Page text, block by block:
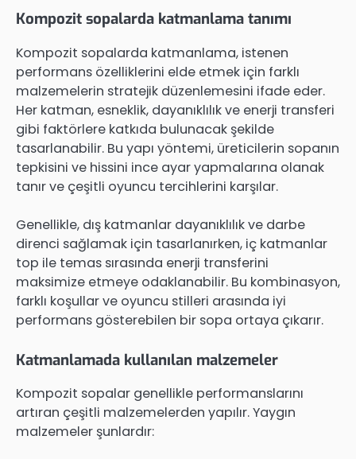
Kompozit sopalarda katmanlama tanımı
Kompozit sopalarda katmanlama, istenen
performans özelliklerini elde etmek için farklı
malzemelerin stratejik düzenlemesini ifade eder.
Her katman, esneklik, dayanıklılık ve enerji transferi
gibi faktörlere katkıda bulunacak şekilde
tasarlanabilir. Bu yapı yöntemi, üreticilerin sopanın
tepkisini ve hissini ince ayar yapmalarına olanak
tanır ve çeşitli oyuncu tercihlerini karşılar.
Genellikle, dış katmanlar dayanıklılık ve darbe
direnci sağlamak için tasarlanırken, iç katmanlar
top ile temas sırasında enerji transferini
maksimize etmeye odaklanabilir. Bu kombinasyon,
farklı koşullar ve oyuncu stilleri arasında iyi
performans gösterebilen bir sopa ortaya çıkarır.
Katmanlamada kullanılan malzemeler
Kompozit sopalar genellikle performanslarını
artıran çeşitli malzemelerden yapılır. Yaygın
malzemeler şunlardır: